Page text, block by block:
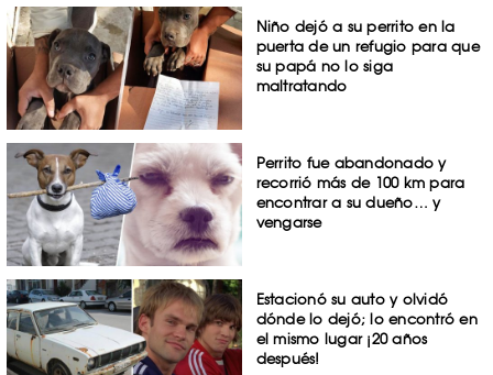
Niño dejó a su perrito en la
puerta de un refugio para que
su papá no lo siga
maltratando
Perrito fue abandonado y
recorrió más de 100 km para
encontrar a su dueño… y
vengarse
Estacionó su auto y olvidó
dónde lo dejó; lo encontró en
el mismo lugar ¡20 años
después!